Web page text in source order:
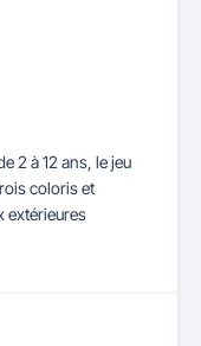
2 à 12 ans, le jeu
coloris et
extérieures